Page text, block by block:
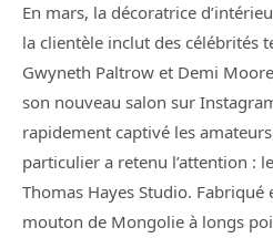
En mars, la décoratrice
la clientèle inclut des célébrités
Gwyneth Paltrow et Demi
son nouveau salon sur
rapidement captivé les
particulier a retenu l’attention :
Thomas Hayes Studio.
mouton de Mongolie à longs